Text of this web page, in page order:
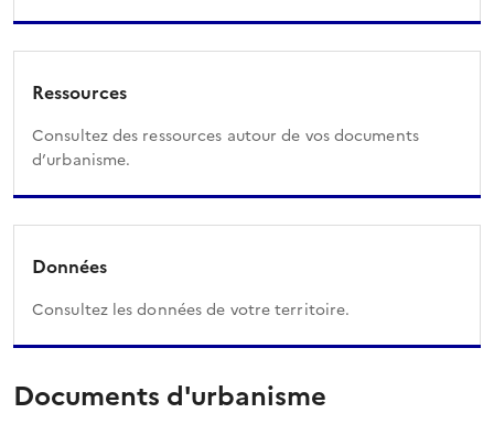
Ressources
Consultez des ressources autour de vos documents
d’urbanisme.
Données
Consultez les données de votre territoire.
Documents d'urbanisme